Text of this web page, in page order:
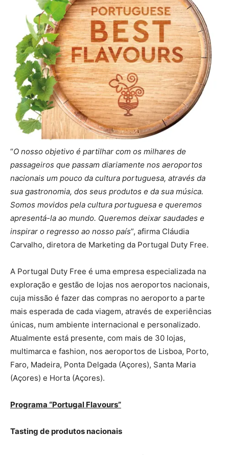
“O nosso objetivo é partilhar com os milhares de
passageiros que passam diariamente nos aeroportos
nacionais um pouco da cultura portuguesa, através da
sua gastronomia, dos seus produtos e da sua música.
Somos movidos pela cultura portuguesa e queremos
apresentá-la ao mundo. Queremos deixar saudades e
inspirar o regresso ao nosso país”, afirma Cláudia
Carvalho, diretora de Marketing da Portugal Duty Free.
A Portugal Duty Free é uma empresa especializada na
exploração e gestão de lojas nos aeroportos nacionais,
cuja missão é fazer das compras no aeroporto a parte
mais esperada de cada viagem, através de experiências
únicas, num ambiente internacional e personalizado.
Atualmente está presente, com mais de 30 lojas,
multimarca e fashion, nos aeroportos de Lisboa, Porto,
Faro, Madeira, Ponta Delgada (Açores), Santa Maria
(Açores) e Horta (Açores).
Programa “Portugal Flavours”
Tasting de produtos nacionais